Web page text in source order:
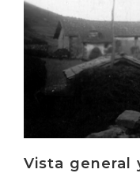
Vista general